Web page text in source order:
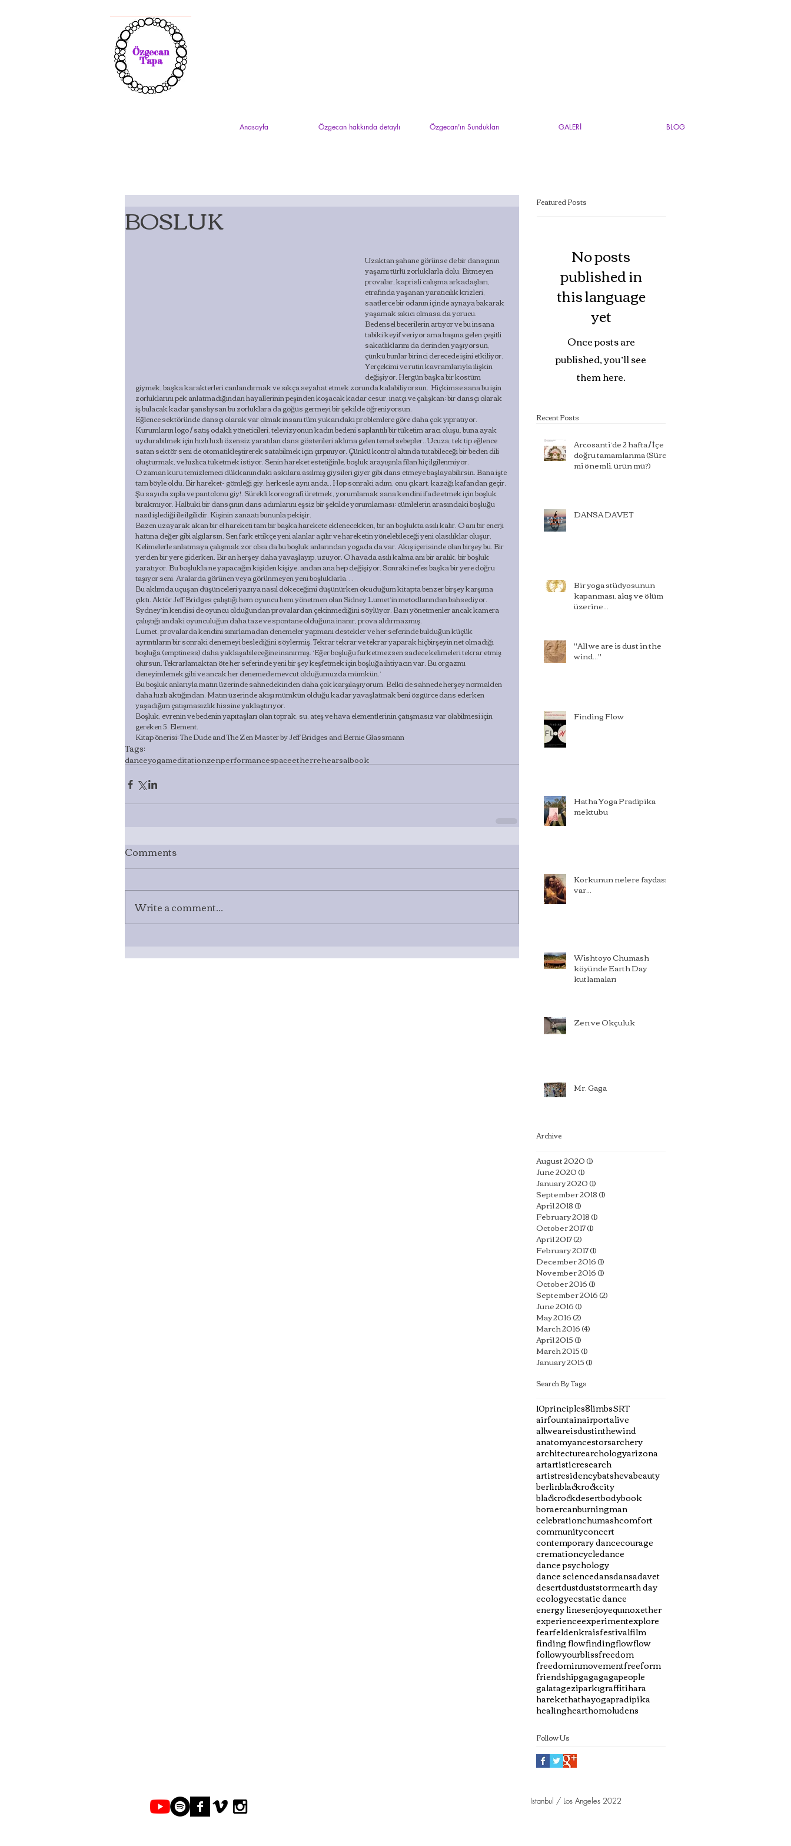
Özgecan
Tapa
Anasayfa Özgecan hakkında detaylı Özgecan'ın Sundukları GALERİ BLOG
BOSLUK
Uzaktan şahane görünse de bir dansçının
yaşamı türlü zorluklarla dolu. Bitmeyen
provalar, kaprisli calışma arkadaşları,
etrafında yaşanan yaratıcılık krizleri,
saatlerce bir odanın içinde aynaya bakarak
yaşamak sıkıcı olmasa da yorucu.
Bedensel becerilerin artıyor ve bu insana
tabiki keyif veriyor ama başına gelen çeşitli
sakatlıklarını da derinden yaşıyorsun,
çünkü bunlar birinci derecede işini etkiliyor.
Yerçekimi ve rutin kavramlarıyla ilişkin
değişiyor. Hergün başka bir kostüm
giymek, başka karakterleri canlandırmak ve sıkça seyahat etmek zorunda kalabiliyorsun.  Hiçkimse sana bu işin
zorluklarını pek anlatmadığından hayallerinin peşinden koşacak kadar cesur, inatçı ve çalışkan; bir dansçı olarak
iş bulacak kadar şanslıysan bu zorluklara da göğüs germeyi bir şekilde öğreniyorsun.
Eğlence sektöründe dansçı olarak var olmak insanı tüm yukarıdaki problemlere göre daha çok yıpratıyor.
Kurumların logo / satış odaklı yöneticileri, televizyonun kadın bedeni saplantılı bir tüketim aracı oluşu, buna ayak
uydurabilmek için hızlı hızlı özensiz yaratılan dans gösterileri aklıma gelen temel sebepler.. Ucuza, tek tip eğlence
satan sektör seni de otomatikleştirerek satabilmek için çırpınıyor. Çünkü kontrol altında tutabileceği bir beden dili
oluşturmak, ve hızlıca tüketmek istiyor. Senin hareket estetiğinle, boşluk arayışınla filan hiç ilgilenmiyor.
O zaman kuru temizlemeci dükkanındaki askılara asılmış giysileri giyer gibi dans etmeye başlayabilirsin. Bana işte
tam böyle oldu. Bir hareket- gömleği giy, herkesle aynı anda.. Hop sonraki adım, onu çıkart, kazağı kafandan geçir.
Şu sayıda zıpla ve pantolonu giy!. Sürekli koreografi üretmek, yorumlamak sana kendini ifade etmek için boşluk
bırakmıyor. Halbuki bir dansçının dans adımlarını eşsiz bir şekilde yorumlaması; cümlelerin arasındaki boşluğu
nasıl işlediği ile ilgilidir. Kişinin zanaatı bununla pekişir.
Bazen uzayarak akan bir el hareketi tam bir başka harekete eklenecekken, bir an boşlukta asılı kalır. O anı bir enerji
hattına değer gibi algılarsın. Sen fark ettikçe yeni alanlar açılır ve hareketin yönelebileceği yeni olasılıklar oluşur.
Kelimelerle anlatmaya çalışmak zor olsa da bu boşluk anlarından yogada da var. Akış içerisinde olan birşey bu. Bir
yerden bir yere giderken. Bir an herşey daha yavaşlayıp, uzuyor. O havada asılı kalma anı bir aralık, bir boşluk
yaratıyor. Bu boşlukla ne yapacağın kişiden kişiye, andan ana hep değişiyor. Sonraki nefes başka bir yere doğru
taşıyor seni. Aralarda görünen veya görünmeyen yeni boşluklarla…
Bu aklımda uçuşan düşünceleri yazıya nasıl dökeceğimi düşünürken okuduğum kitapta benzer birşey karşıma
çıktı. Aktör Jeff Bridges çalıştığı hem oyuncu hem yönetmen olan Sidney Lumet’in metodlarından bahsediyor.
Sydney’in kendisi de oyuncu olduğundan provalardan çekinmediğini söylüyor. Bazı yönetmenler ancak kamera
çalıştığı andaki oyunculuğun daha taze ve spontane olduğuna inanır, prova aldırmazmış.
Lumet, provalarda kendini sınırlamadan denemeler yapmanı destekler ve her seferinde bulduğun küçük
ayrıntıların bir sonraki denemeyi beslediğini söylermiş. Tekrar tekrar ve tekrar yaparak hiçbirşeyin net olmadığı
boşluğa (emptiness) daha yaklaşabileceğine inanırmış. ‘Eğer boşluğu farketmezsen sadece kelimeleri tekrar etmiş
olursun. Tekrarlamaktan öte her seferinde yeni bir şey keşfetmek için boşluğa ihtiyacın var. Bu orgazmı
deneyimlemek gibi ve ancak her denemede mevcut olduğumuzda mümkün.’
Bu boşluk anlarıyla matın üzerinde sahnedekinden daha çok karşılaşıyorum. Belki de sahnede herşey normalden
daha hızlı aktığından. Matın üzerinde akışı mümkün olduğu kadar yavaşlatmak beni özgürce dans ederken
yaşadığım çatışmasızlık hissine yaklaştırıyor.
Boşluk, evrenin ve bedenin yapıtaşları olan toprak, su, ateş ve hava elementlerinin çatışmasız var olabilmesi için
gereken 5. Element.
Kitap önerisi: The Dude and The Zen Master by Jeff Bridges and Bernie Glassmann
Tags:
danceyogameditationzenperformancespaceetherrehearsalbook
Comments
Write a comment...
Featured Posts
No posts
published in
this language
yet
Once posts are
published, you’ll see
them here.
Recent Posts
Arcosanti’de 2 hafta / İçe
doğru tamamlanma (Süreç
mi önemli, ürün mü?)
DANSA DAVET
Bir yoga stüdyosunun
kapanması, akış ve ölüm
üzerine...
"All we are is dust in the
wind..."
Finding Flow
Hatha Yoga Pradipika
mektubu
Korkunun nelere faydası
var...
Wishtoyo Chumash
köyünde Earth Day
kutlamaları
Zen ve Okçuluk
Mr. Gaga
Archive
August 2020(1)
June 2020(1)
January 2020(1)
September 2018(1)
April 2018(1)
February 2018(1)
October 2017(1)
April 2017(2)
February 2017(1)
December 2016(1)
November 2016(1)
October 2016(1)
September 2016(2)
June 2016(1)
May 2016(2)
March 2016(4)
April 2015(1)
March 2015(1)
January 2015(1)
Search By Tags
10principles8limbsSRT
airfountainairportalive
allweareisdustinthewind
anatomyancestorsarchery
architecturearchologyarizona
artartisticresearch
artistresidencybatshevabeauty
berlinblackrockcity
blackrockdesertbodybook
boraercanburningman
celebrationchumashcomfort
communityconcert
contemporary dancecourage
cremationcycledance
dance psychology
dance sciencedansdansadavet
desertdustduststormearth day
ecologyecstatic dance
energy linesenjoyequınoxether
experienceexperimentexplore
fearfeldenkraisfestivalfilm
finding flowfindingflowflow
followyourblissfreedom
freedominmovementfreeform
friendshipgagagagapeople
galatageziparkıgraffitihara
harekethathayogapradipika
healinghearthomoludens
Follow Us
Istanbul / Los Angeles 2022